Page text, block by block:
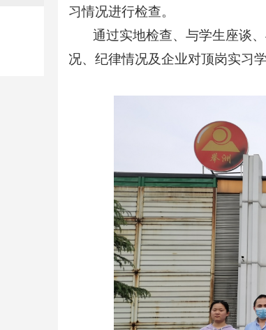
习情况进行检查。
通过实地检查、与学生座谈、
况、纪律情况及企业对顶岗实习